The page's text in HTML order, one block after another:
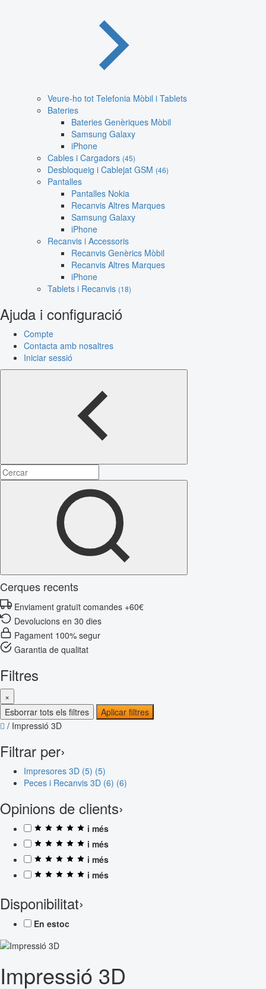
Veure-ho tot Telefonia Mòbil i Tablets
Bateries
Bateries Genèriques Mòbil
Samsung Galaxy
iPhone
Cables i Cargadors (45)
Desbloqueig i Cablejat GSM (46)
Pantalles
Pantalles Nokia
Recanvis Altres Marques
Samsung Galaxy
iPhone
Recanvis i Accessoris
Recanvis Genèrics Mòbil
Recanvis Altres Marques
iPhone
Tablets i Recanvis (18)
Ajuda i configuració
Compte
Contacta amb nosaltres
Iniciar sessió
Cerques recents
Enviament gratuït comandes +60€
Devolucions en 30 dies
Pagament 100% segur
Garantia de qualitat
Filtres
×
Esborrar tots els filtres
Aplicar filtres
/ Impressió 3D
Filtrar per›
Impresores 3D (5) (5)
Peces i Recanvis 3D (6) (6)
Opinions de clients›
i més
i més
i més
i més
Disponibilitat›
En estoc
Impressió 3D